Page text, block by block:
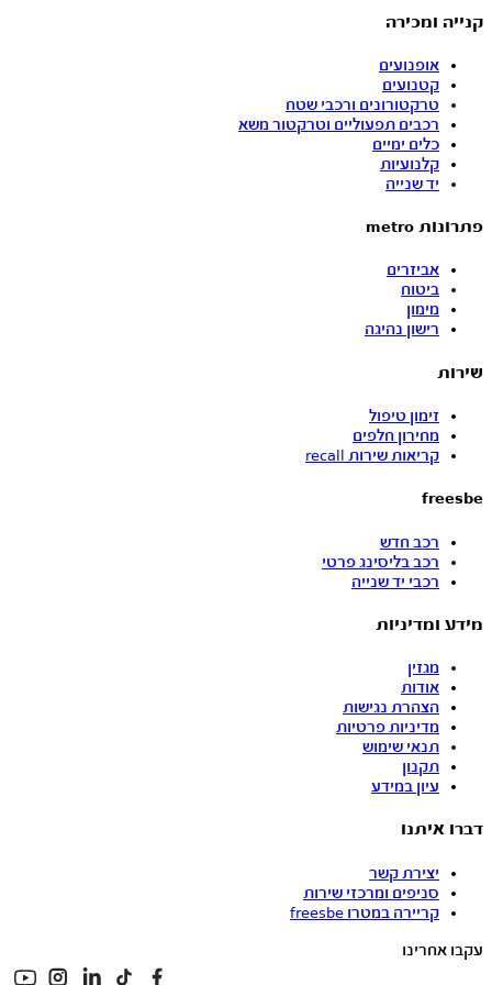
קנייה ומכירה
אופנועים
קטנועים
טרקטורונים ורכבי שטח
רכבים תפעוליים וטרקטור משא
כלים ימיים
קלנועיות
יד שנייה
פתרונות metro
אביזרים
ביטוח
מימון
רישון נהיגה
שירות
זימון טיפול
מחירון חלפים
קריאות שירות recall
freesbe
רכב חדש
רכב בליסינג פרטי
רכבי יד שנייה
מידע ומדיניות
מגזין
אודות
הצהרת נגישות
מדיניות פרטיות
תנאי שימוש
תקנון
עיון במידע
דברו איתנו
יצירת קשר
סניפים ומרכזי שירות
קריירה במטרו freesbe
עקבו אחרינו